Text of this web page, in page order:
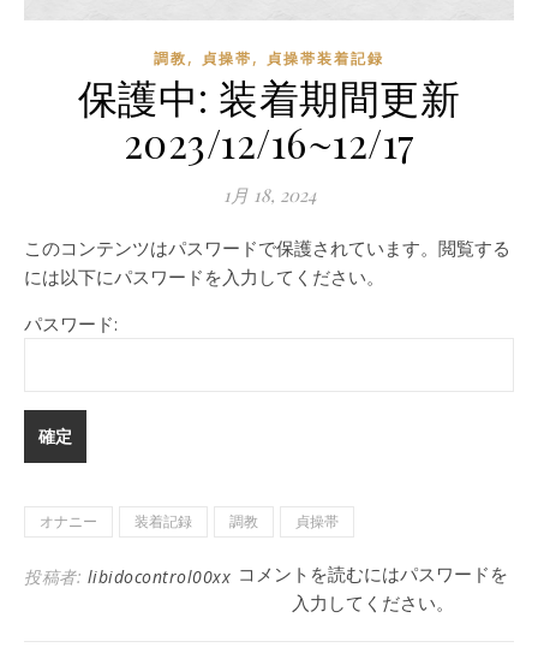
調教, 貞操帯, 貞操帯装着記録
保護中: 装着期間更新
2023/12/16~12/17
1月 18, 2024
このコンテンツはパスワードで保護されています。閲覧する
には以下にパスワードを入力してください。
パスワード:
オナニー 装着記録 調教 貞操帯
投稿者: libidocontrol00xx コメントを読むにはパスワードを
入力してください。